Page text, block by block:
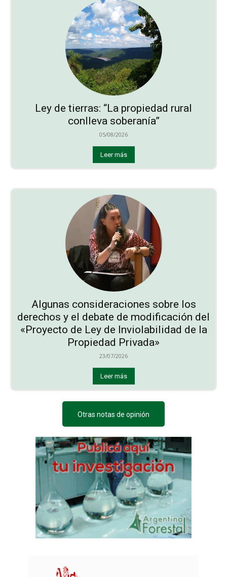
Ley de tierras: “La propiedad rural
conlleva soberanía”
05/08/2026
Leer más
Algunas consideraciones sobre los
derechos y el debate de modificación del
«Proyecto de Ley de Inviolabilidad de la
Propiedad Privada»
23/07/2026
Leer más
Otras notas de opinión